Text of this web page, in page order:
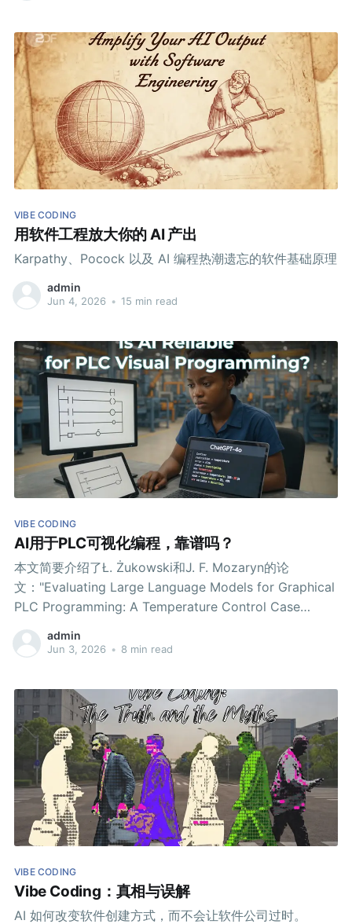
VIBE CODING
用软件工程放大你的 AI 产出
Karpathy、Pocock 以及 AI 编程热潮遗忘的软件基础原理
admin
Jun 4, 2026 • 15 min read
VIBE CODING
AI用于PLC可视化编程，靠谱吗？
本文简要介绍了Ł. Żukowski和J. F. Mozaryn的论
文："Evaluating Large Language Models for Graphical
PLC Programming: A Temperature Control Case
Study"。
admin
Jun 3, 2026 • 8 min read
VIBE CODING
Vibe Coding：真相与误解
AI 如何改变软件创建方式，而不会让软件公司过时。